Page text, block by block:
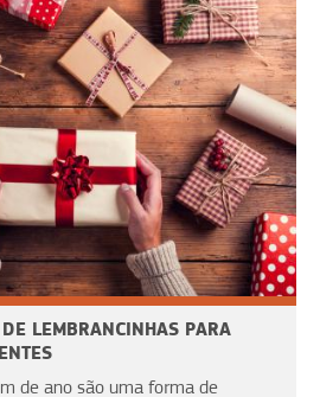
LEMBRANCINHAS PARA
de ano são uma forma de